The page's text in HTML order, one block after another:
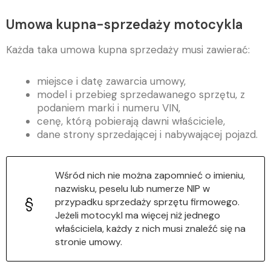
Umowa kupna-sprzedaży motocykla
Każda taka umowa kupna sprzedaży musi zawierać:
miejsce i datę zawarcia umowy,
model i przebieg sprzedawanego sprzętu, z
podaniem marki i numeru VIN,
cenę, którą pobierają dawni właściciele,
dane strony sprzedającej i nabywającej pojazd.
Wśród nich nie można zapomnieć o imieniu,
nazwisku, peselu lub numerze NIP w
przypadku sprzedaży sprzętu firmowego.
Jeżeli motocykl ma więcej niż jednego
właściciela, każdy z nich musi znaleźć się na
stronie umowy.